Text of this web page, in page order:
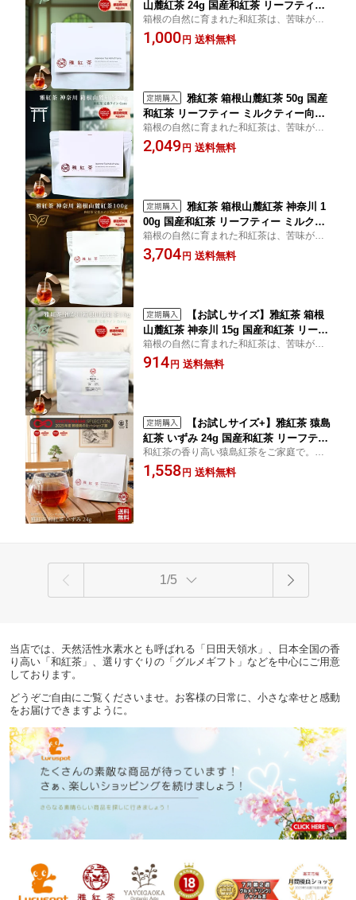
山麓紅茶 24g 国産和紅茶 リーフティー
ミルクティー向き 1000円ポッキリ | お
茶 日本茶 紅茶 和紅茶 茶の支度 送料無
箱根の自然に育まれた和紅茶は、苦味が少
なくマイルドな口当たり。ほんのり香る 紅
茶 特有の「萎凋香」をお楽しみください。
1,000円 送料無料
雅紅茶 箱根山麓紅茶 50g 国産
和紅茶 リーフティー ミルクティー向き
茶園ごとの個性を味わう主力ライン | お
茶 日本茶 紅茶 和紅茶 茶の支度 送料無
箱根の自然に育まれた和紅茶は、苦味が少
なくマイルドな口当たり。ほんのり香る 紅
茶 特有の「萎凋香」をお楽しみください。
2,049円 送料無料
雅紅茶 箱根山麓紅茶 神奈川 1
00g 国産和紅茶 リーフティー ミルクテ
ィー向き 毎日飲む方へ 大容量お得パッ
ク | お茶 日本茶 紅茶 和紅茶 茶の支度
箱根の自然に育まれた和紅茶は、苦味が少
なくマイルドな口当たり。ほんのり香る 紅
茶 特有の「萎凋香」をお楽しみください。
3,704円 送料無料
【お試しサイズ】雅紅茶 箱根
山麓紅茶 神奈川 15g 国産和紅茶 リーフ
ティー ミルクティー向き まずは一杯。
雅紅茶の入口に | お茶 日本茶 紅茶 和紅
箱根の自然に育まれた和紅茶は、苦味が少
なくマイルドな口当たり。ほんのり香る 紅
茶 特有の「萎凋香」をお楽しみください。
914円 送料無料
【お試しサイズ+】雅紅茶 猿島
紅茶 いずみ 24g 国産和紅茶 リーフティ
ー ミルクティー向き 1000円ポッキリ |
お茶 日本茶 紅茶 和紅茶 茶の支度 送料
和紅茶の香り高い猿島紅茶をご家庭で。厳
選された茶葉を使用し、猿島茶の風味を引
き立てます。「いずみ」らしい、フルーテ
1,558円 送料無料
1/5
当店では、天然活性水素水とも呼ばれる「日田天領水」、日本全国の香
り高い「和紅茶」、選りすぐりの「グルメギフト」などを中心にご用意
しております。
どうぞご自由にご覧くださいませ。お客様の日常に、小さな幸せと感動
をお届けできますように。